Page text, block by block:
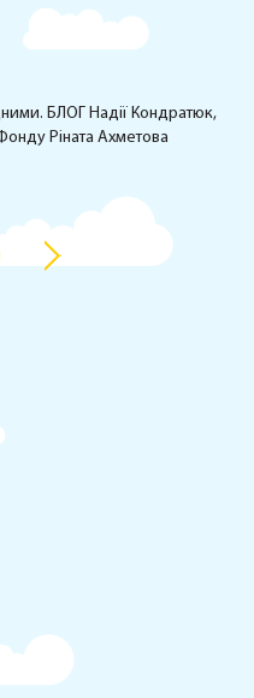
БЛОГ Надії Кондратюк,
Ріната Ахметова